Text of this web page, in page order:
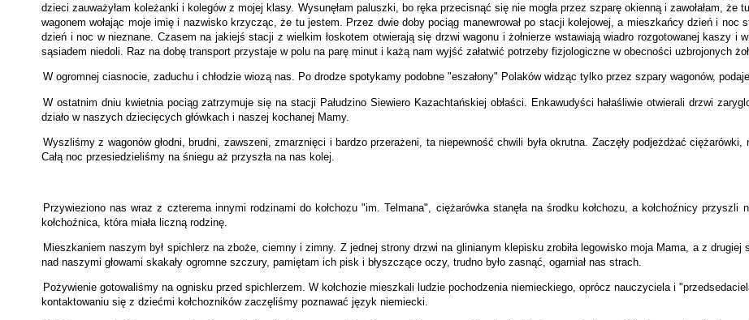
dzieci zauważyłam koleżanki i kolegów z mojej klasy. Wysunęłam paluszki, bo ręka przecisnąć się nie mogła przez szparę okienną i zawołałam,
wagonem wołając moje imię i nazwisko krzycząc, że tu jestem. Przez dwie doby pociąg manewrował po stacji kolejowej, a mieszkańcy dzień i noc
dzień i noc w nieznane. Czasem na jakiejś stacji z wielkim łoskotem otwierają się drzwi wagonu i żołnierze wstawiają wiadro rozgotowanej kaszy i
sąsiadem niedoli. Raz na dobę transport przystaje w polu na parę minut i każą nam wyjść załatwić potrzeby fizjologiczne w obecności uzbrojonych
W ogromnej ciasnocie, zaduchu i chłodzie wiozą nas. Po drodze spotykamy podobne "eszałony" Polaków widząc tylko przez szpary wagonów,
W ostatnim dniu kwietnia pociąg zatrzymuje się na stacji Pałudzino Siewiero Kazachtańskiej obłaści. Enkawudyści hałaśliwie otwierali drzwi
działo w naszych dziecięcych główkach i naszej kochanej Mamy.
Wyszliśmy z wagonów głodni, brudni, zawszeni, zmarznięci i bardzo przerażeni, ta niepewność chwili była okrutna. Zaczęły podjeżdżać
Całą noc przesiedzieliśmy na śniegu aż przyszła na nas kolej.
Przywieziono nas wraz z czterema innymi rodzinami do kołchozu "im. Telmana", ciężarówka stanęła na środku kołchozu, a kołchoźnicy
kołchoźnica, która miała liczną rodzinę.
Mieszkaniem naszym był spichlerz na zboże, ciemny i zimny. Z jednej strony drzwi na glinianym klepisku zrobiła legowisko moja Mama, a z
nad naszymi głowami skakały ogromne szczury, pamiętam ich pisk i błyszczące oczy, trudno było zasnąć, ogarniał nas strach.
Pożywienie gotowaliśmy na ognisku przed spichlerzem. W kołchozie mieszkali ludzie pochodzenia niemieckiego, oprócz nauczyciela i
kontaktowaniu się z dziećmi kołchozników zaczęliśmy poznawać język niemiecki.